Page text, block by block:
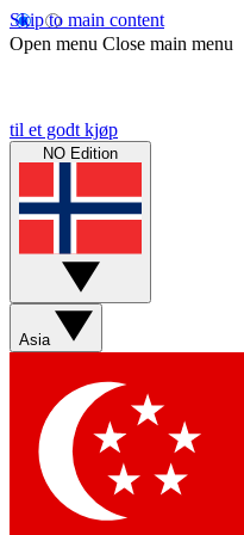
Skip to main content
Open menu Close main menu
til et godt kjøp
NO Edition
Asia